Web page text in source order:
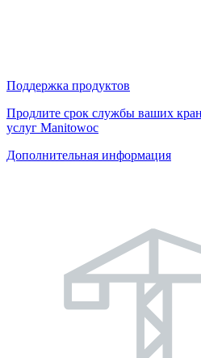
Поддержка продуктов
Продлите срок службы ваших
услуг Manitowoc
Дополнительная информация